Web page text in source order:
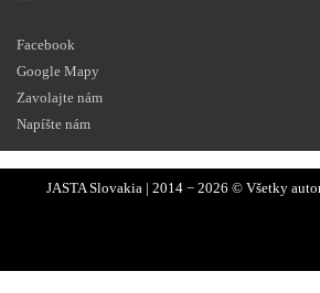
Facebook
Google Mapy
Zavolajte nám
Napíšte nám
JASTA Slovakia | 2014 − 2026 © Všetky